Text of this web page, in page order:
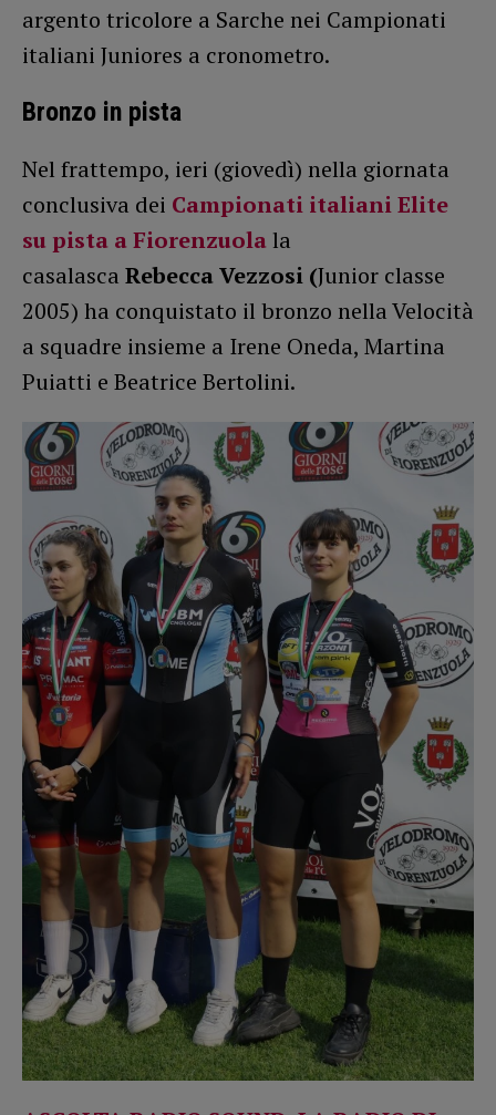
argento tricolore a Sarche nei Campionati
italiani Juniores a cronometro.
Bronzo in pista
Nel frattempo, ieri (giovedì) nella giornata
conclusiva dei Campionati italiani Elite
su pista a Fiorenzuolala
casalasca Rebecca Vezzosi (Junior classe
2005) ha conquistato il bronzo nella Velocità
a squadre insieme a Irene Oneda, Martina
Puiatti e Beatrice Bertolini.